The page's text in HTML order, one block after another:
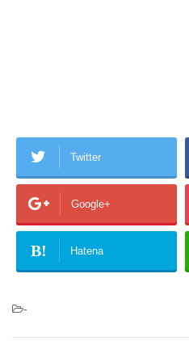
Twitter
Google+
B! Hatena
-